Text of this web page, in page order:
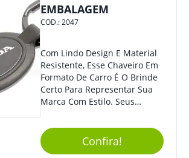
EMBALAGEM
COD.:2047
Com Lindo Design E Material
Resistente, Esse Chaveiro Em
Formato De Carro É O Brinde
Certo Para Representar Sua
Marca Com Estilo. Seus
Adorar.
Confira!